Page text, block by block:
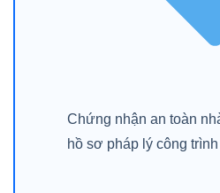
Chứng nhận an toàn
hồ sơ pháp lý công trình